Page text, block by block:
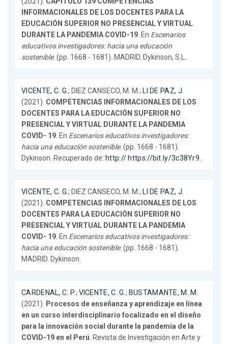
INFORMACIONALES DE LOS DOCENTES PARA LA
EDUCACIÓN SUPERIOR NO PRESENCIAL Y VIRTUAL
DURANTE LA PANDEMIA COVID-19. En Escenarios
educativos investigadores: hacia una educación
sostenible. (pp. 1668 - 1681). MADRID. Dykinson, S.L..
VICENTE, C. G.; DIEZ CANSECO, M. M.; LI DE PAZ, J.
(2021). COMPETENCIAS INFORMACIONALES DE LOS
DOCENTES PARA LA EDUCACIÓN SUPERIOR NO
PRESENCIAL Y VIRTUAL DURANTE LA PANDEMIA
COVID- 19. En Escenarios educativos investigadores:
hacia una educación sostenible. (pp. 1668 - 1681).
Dykinson. Recuperado de: http:// https://bit.ly/3c38Yr9.
VICENTE, C. G.; DIEZ CANSECO, M. M.; LI DE PAZ, J.
(2021). COMPETENCIAS INFORMACIONALES DE LOS
DOCENTES PARA LA EDUCACIÓN SUPERIOR NO
PRESENCIAL Y VIRTUAL DURANTE LA PANDEMIA
COVID- 19. En Escenarios educativos investigadores:
hacia una educación sostenible. (pp. 1668 - 1681).
MADRID. Dykinson.
CARDENAL, C. P.; VICENTE, C. G.; BUSTAMANTE, M. M.
(2021). Procesos de enseñanza y aprendizaje en línea
en un curso interdisciplinario focalizado en el diseño
para la innovación social durante la pandemia de la
COVID-19 en el Perú. Revista de Investigación en Arte y